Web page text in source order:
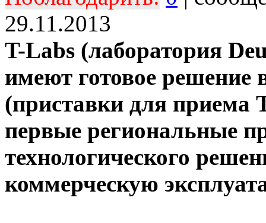
29.11.2013
T-Labs (лаборатория
имеют готовое решение
(приставки для приема
первые региональные
технологического
коммерческую